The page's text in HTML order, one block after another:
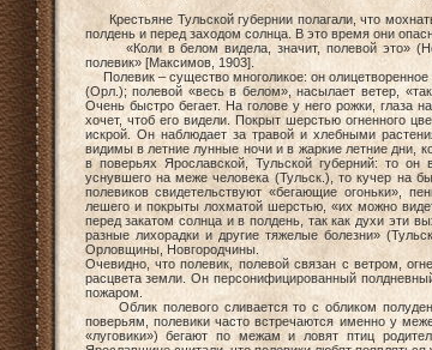
Крестьяне Тульской губернии полагали, что
полдень и перед заходом солнца. В это время они
«Коли в белом видела, значит, полевой это»
полевик» [Максимов, 1903].
Полевик – существо многоликое: он олицетворенное
(Орл.); полевой «весь в белом», насылает ветер,
Очень быстро бегает. На голове у него рожки, глаза
хочет, чтоб его видели. Покрыт шерстью огненного
искрой. Он наблюдает за травой и хлебными
видимы в летние лунные ночи и в жаркие летние дни,
в поверьях Ярославской, Тульской губерний: то
уснувшего на меже человека (Тульск.), то кучер на
полевиков свидетельствуют «бегающие огоньки»,
лешего и покрыты лохматой шерстью, «их можно
перед закатом солнца и в полдень, так как духи эти
разные лихорадки и другие тяжелые болезни»
Орловщины, Новгородчины.
Очевидно, что полевик, полевой связан с ветром,
расцвета земли. Он персонифицированный
пожаром.
Облик полевого сливается то с обликом
поверьям, полевики часто встречаются именно у
«луговики») бегают по межам и ловят птиц